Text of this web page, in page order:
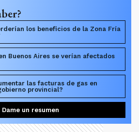
los beneficios de la Zona Fría
Buenos Aires se verían afectados
las facturas de gas en
provincial?
Dame un resumen